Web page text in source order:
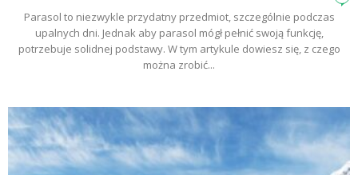
Parasol to niezwykle przydatny przedmiot, szczególnie podczas
upalnych dni. Jednak aby parasol mógł pełnić swoją funkcję,
potrzebuje solidnej podstawy. W tym artykule dowiesz się, z czego
można zrobić...